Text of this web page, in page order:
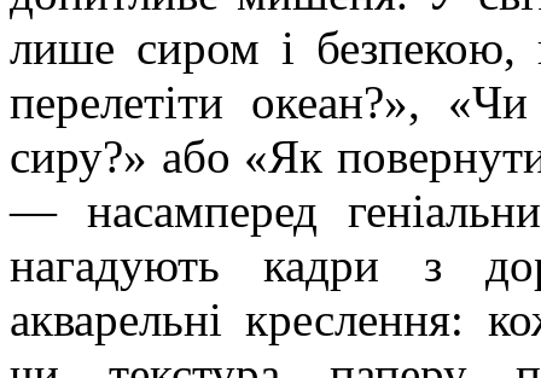
лише сиром і безпекою,
перелетіти океан?»,
сиру?» або «Як
— насамперед
нагадують кадри з
акварельні креслення: